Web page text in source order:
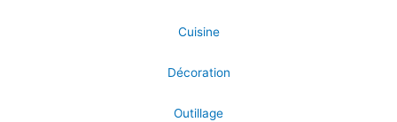
Cuisine
Décoration
Outillage